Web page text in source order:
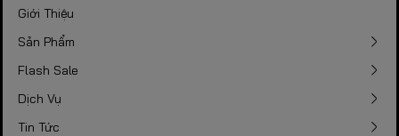
Giới Thiệu
Sản Phẩm
Flash Sale
Dịch Vụ
Tin Tức